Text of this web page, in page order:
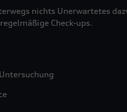
nichts Unerwartetes
Check-ups.